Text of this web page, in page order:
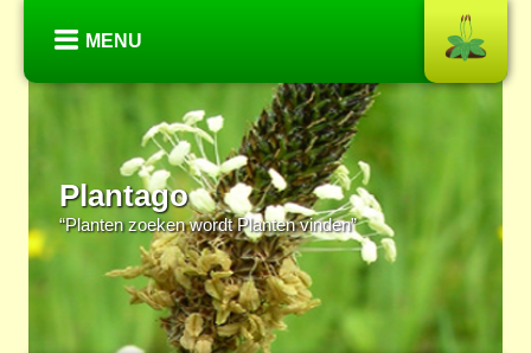
MENU
Plantago
“Planten zoeken wordt Planten vinden”